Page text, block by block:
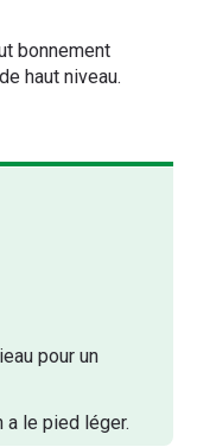
bonnement
haut niveau.
pour un
a le pied léger.